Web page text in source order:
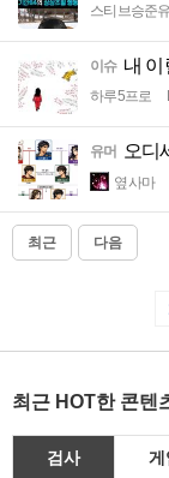
스티브승준유
이슈 내
하루5프로
유머 오디
옆사마
최근 다음
최근 HOT한 콘텐
검사 게